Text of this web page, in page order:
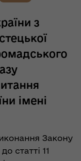
з
імені
Закону
статті 11